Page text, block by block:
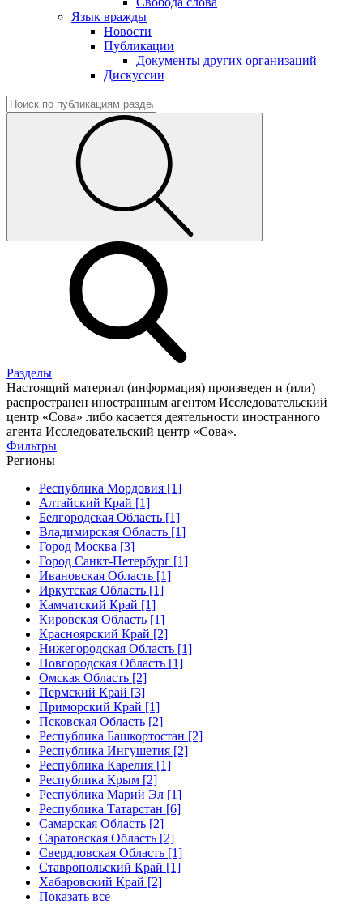
Язык вражды
Новости
Публикации
Документы других организаций
Дискуссии
Разделы
Настоящий материал (информация) произведен и (или)
распространен иностранным агентом Исследовательский
центр «Сова» либо касается деятельности иностранного
агента Исследовательский центр «Сова».
Фильтры
Регионы
Республика Мордовия [1]
Алтайский Край [1]
Белгородская Область [1]
Владимирская Область [1]
Город Москва [3]
Город Санкт-Петербург [1]
Ивановская Область [1]
Иркутская Область [1]
Камчатский Край [1]
Кировская Область [1]
Красноярский Край [2]
Нижегородская Область [1]
Новгородская Область [1]
Омская Область [2]
Пермский Край [3]
Приморский Край [1]
Псковская Область [2]
Республика Башкортостан [2]
Республика Ингушетия [2]
Республика Карелия [1]
Республика Крым [2]
Республика Марий Эл [1]
Республика Татарстан [6]
Самарская Область [2]
Саратовская Область [2]
Свердловская Область [1]
Ставропольский Край [1]
Хабаровский Край [2]
Показать все